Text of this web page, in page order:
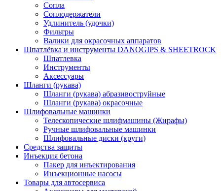
Сопла
Соплодержатели
Удлинитель (удочки)
Фильтры
Валики для окрасочных аппаратов
Шпатлёвка и инструменты DANOGIPS & SHEETROCK
Шпатлевка
Инструменты
Аксессуары
Шланги (рукава)
Шланги (рукава) абразивоструйные
Шланги (рукава) окрасочные
Шлифовальные машинки
Телескопические шлифмашины (Жирафы)
Ручные шлифовальные машинки
Шлифовальные диски (круги)
Средства защиты
Инъекция бетона
Пакер для инъектирования
Инъекционные насосы
Товары для автосервиса